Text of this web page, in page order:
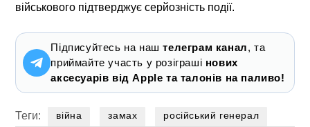
військового підтверджує серйозність події.
Підписуйтесь на наштелеграм канал, та
приймайте участь у розіграші нових
аксесуарів від Apple та талонів на паливо!
Теги: війна замах російський генерал